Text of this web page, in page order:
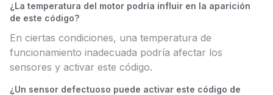
¿La temperatura del motor podría influir en la aparición
de este código?
En ciertas condiciones, una temperatura de
funcionamiento inadecuada podría afectar los
sensores y activar este código.
¿Un sensor defectuoso puede activar este código de